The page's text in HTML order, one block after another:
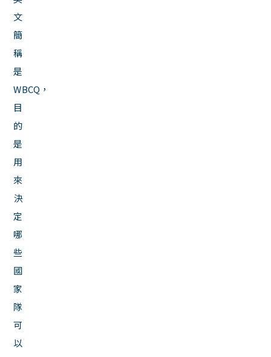
文
簡
稱
是
WBCQ，
目
的
是
用
來
決
定
哪
些
國
家
隊
可
以